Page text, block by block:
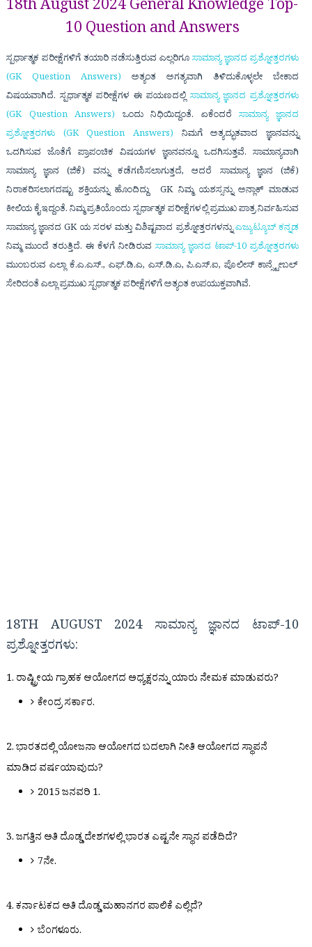
18th August 2024 General Knowledge Top-
10 Question and Answers
ಸ್ಪರ್ಧಾತ್ಮಕ ಪರೀಕ್ಷೆಗಳಿಗೆ ತಯಾರಿ ನಡೆಸುತ್ತಿರುವ ಎಲ್ಲರಿಗೂಸಾಮಾನ್ಯ ಜ್ಞಾನದ ಪ್ರಶ್ನೋತ್ತರಗಳು
(GK Question Answers) ಅತ್ಯಂತ ಅಗತ್ಯವಾಗಿ ತಿಳಿದುಕೊಳ್ಳಲೇ ಬೇಕಾದ
ವಿಷಯವಾಗಿದೆ. ಸ್ಪರ್ಧಾತ್ಮಕ ಪರೀಕ್ಷೆಗಳ ಈ ಪಯಣದಲ್ಲಿಸಾಮಾನ್ಯ ಜ್ಞಾನದ ಪ್ರಶ್ನೋತ್ತರಗಳು
(GK Question Answers) ಒಂದು ನಿಧಿಯಿದ್ದಂತೆ. ಏಕೆಂದರೆಸಾಮಾನ್ಯ ಜ್ಞಾನದ
ಪ್ರಶ್ನೋತ್ತರಗಳು (GK Question Answers) ನಿಮಗೆ ಅತ್ಯದ್ಭುತವಾದ ಜ್ಞಾನವನ್ನು
ಒದಗಿಸುವ ಜೊತೆಗೆ ಪ್ರಾಪಂಚಿಕ ವಿಷಯಗಳ ಜ್ಞಾನವನ್ನೂ ಒದಗಿಸುತ್ತವೆ. ಸಾಮಾನ್ಯವಾಗಿ
ಸಾಮಾನ್ಯ ಜ್ಞಾನ (ಜಿಕೆ) ವನ್ನು ಕಡೆಗಣಿಸಲಾಗುತ್ತದೆ, ಆದರೆ ಸಾಮಾನ್ಯ ಜ್ಞಾನ (ಜಿಕೆ)
ನಿರಾಕರಿಸಲಾಗದಷ್ಟು ಶಕ್ತಿಯನ್ನು ಹೊಂದಿದ್ದು GK ನಿಮ್ಮ ಯಶಸ್ಸನ್ನು ಅನ್ಲಾಕ್ ಮಾಡುವ
ಕೀಲಿಯ ಕೈ ಇದ್ದಂತೆ. ನಿಮ್ಮ ಪ್ರತಿಯೊಂದು ಸ್ಪರ್ಧಾತ್ಮಕ ಪರೀಕ್ಷೆಗಳಲ್ಲಿ ಪ್ರಮುಖ ಪಾತ್ರ ನಿರ್ವಹಿಸುವ
ಸಾಮಾನ್ಯ ಜ್ಞಾನದ GK ಯ ಸರಳ ಮತ್ತು ವಿಶಿಷ್ಟವಾದ ಪ್ರಶ್ನೋತ್ತರಗಳನ್ನುಎಜ್ಯುಟ್ಯೂಬ್ ಕನ್ನಡ
ನಿಮ್ಮ ಮುಂದೆ ತರುತ್ತಿದೆ. ಈ ಕೆಳಗೆ ನೀಡಿರುವಸಾಮಾನ್ಯ ಜ್ಞಾನದ ಟಾಪ್-10 ಪ್ರಶ್ನೋತ್ತರಗಳು
ಮುಂಬರುವ ಎಲ್ಲಾಕೆ.ಎ.ಎಸ್., ಎಫ್.ಡಿ.ಎ, ಎಸ್.ಡಿ.ಎ, ಪಿ.ಎಸ್.ಐ, ಪೊಲೀಸ್ ಕಾನ್ಸ್ಟೇಬಲ್
ಸೇರಿದಂತೆ ಎಲ್ಲಾ ಪ್ರಮುಖ ಸ್ಪರ್ಧಾತ್ಮಕ ಪರೀಕ್ಷೆಗಳಿಗೆ ಅತ್ಯಂತ ಉಪಯುಕ್ತವಾಗಿವೆ.
18TH AUGUST 2024 ಸಾಮಾನ್ಯ ಜ್ಞಾನದ ಟಾಪ್-10
ಪ್ರಶ್ನೋತ್ತರಗಳು:
1. ರಾಷ್ಟ್ರೀಯ ಗ್ರಾಹಕ ಆಯೋಗದ ಅಧ್ಯಕ್ಷರನ್ನು ಯಾರು ನೇಮಕ ಮಾಡುವರು?
ಕೇಂದ್ರ ಸರ್ಕಾರ.
2. ಭಾರತದಲ್ಲಿ ಯೋಜನಾ ಆಯೋಗದ ಬದಲಾಗಿ ನೀತಿ ಆಯೋಗದ ಸ್ಥಾಪನೆ
ಮಾಡಿದ ವರ್ಷಯಾವುದು?
2015 ಜನವರಿ 1.
3. ಜಗತ್ತಿನ ಅತಿ ದೊಡ್ಡ ದೇಶಗಳಲ್ಲಿ ಭಾರತ ಎಷ್ಟನೇ ಸ್ಥಾನ ಪಡೆದಿದೆ?
7ನೇ.
4. ಕರ್ನಾಟಕದ ಅತಿ ದೊಡ್ಡ ಮಹಾನಗರ ಪಾಲಿಕೆ ಎಲ್ಲಿದೆ?
ಬೆಂಗಳೂರು.